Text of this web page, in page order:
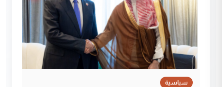
سياسية